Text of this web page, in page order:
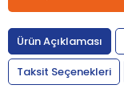
Ürün Açıklaması
Taksit Seçenekleri